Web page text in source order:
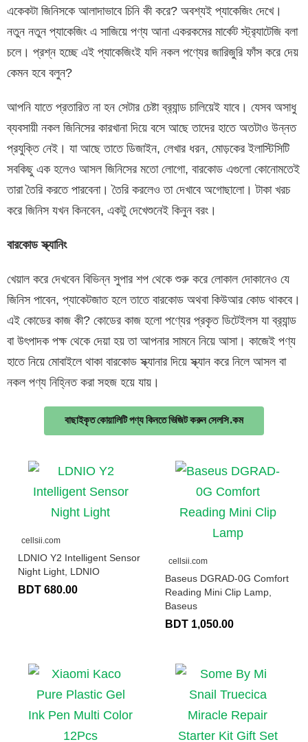
একেকটা জিনিসকে আলাদাভাবে চিনি কী করে? অবশ্যই প্যাকেজিং দেখে।
নতুন নতুন প্যাকেজিং এ সাজিয়ে পণ্য আনা একরকমের মার্কেট স্ট্র‍্যাটেজি বলা
চলে। প্রশ্ন হচ্ছে এই প্যাকেজিংই যদি নকল পণ্যের জারিজুরি ফাঁস করে দেয়
কেমন হবে বলুন?
আপনি যাতে প্রতারিত না হন সেটার চেষ্টা ব্র‍্যান্ড চালিয়েই যাবে। যেসব অসাধু
ব্যবসায়ী নকল জিনিসের কারখানা দিয়ে বসে আছে তাদের হাতে অতটাও উন্নত
প্রযুক্তি নেই। যা আছে তাতে ডিজাইন, লেখার ধরন, মোড়কের ইলাস্টিসিটি
সবকিছু এক হলেও আসল জিনিসের মতো লোগো, বারকোড এগুলো কোনোমতেই
তারা তৈরি করতে পারবেনা। তৈরি করলেও তা দেখাবে অগোছালো। টাকা খরচ
করে জিনিস যখন কিনবেন, একটু দেখেশুনেই কিনুন বরং।
বারকোড স্ক্যানিং
খেয়াল করে দেখবেন বিভিন্ন সুপার শপ থেকে শুরু করে লোকাল দোকানেও যে
জিনিস পাবেন, প্যাকেটজাত হলে তাতে বারকোড অথবা কিউআর কোড থাকবে।
এই কোডের কাজ কী? কোডের কাজ হলো পণ্যের প্রকৃত ডিটেইলস যা ব্র‍্যান্ড
বা উৎপাদক পক্ষ থেকে দেয়া হয় তা আপনার সামনে নিয়ে আসা। কাজেই পণ্য
হাতে নিয়ে মোবাইলে থাকা বারকোড স্ক্যানার দিয়ে স্ক্যান করে নিলে আসল বা
নকল পণ্য নিহ্নিত করা সহজ হয়ে যায়।
বাছাইকৃত কোয়ালিটি পণ্য কিনতে ভিজিট করুন সেলসি.কম
cellsii.com
LDNIO Y2 Intelligent Sensor
Night Light, LDNIO
BDT 680.00
cellsii.com
Baseus DGRAD-0G Comfort
Reading Mini Clip Lamp,
Baseus
BDT 1,050.00